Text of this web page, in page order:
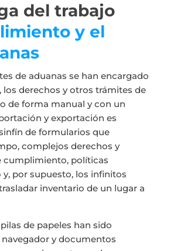
del trabajo
y el
de aduanas se han encargado
derechos y otros trámites de
de forma manual y con un
y exportación es
de formularios que
complejos derechos y
cumplimiento, políticas
por supuesto, los infinitos
inventario de un lugar a
de papeles han sido
y documentos